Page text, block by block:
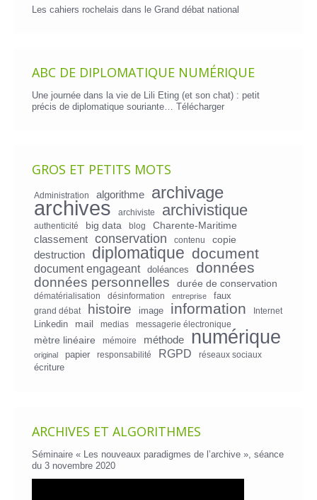
Les cahiers rochelais dans le Grand débat national
ABC DE DIPLOMATIQUE NUMÉRIQUE
Une journée dans la vie de Lili Eting (et son chat) : petit
précis de diplomatique souriante… Télécharger
GROS ET PETITS MOTS
Administration algorithme archivage
archives archiviste archivistique
authenticité big data blog
Charente-Maritime
classement
conservation contenu
copie
destruction
diplomatique document
document engageant doléances données
données personnelles durée de conservation
dématérialisation désinformation entreprise faux
grand débat histoire image information Internet
Linkedin mail medias messagerie électronique
mètre linéaire mémoire méthode numérique
original papier responsabilité RGPD réseaux sociaux
écriture
ARCHIVES ET ALGORITHMES
Séminaire « Les nouveaux paradigmes de l’archive », séance
du 3 novembre 2020